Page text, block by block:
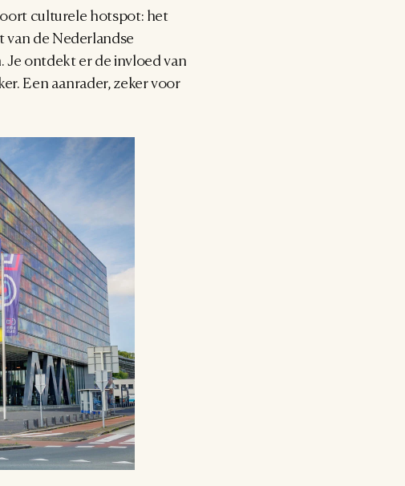
culturele hotspot: het
van de Nederlandse
Je ontdekt er de invloed van
Een aanrader, zeker voor